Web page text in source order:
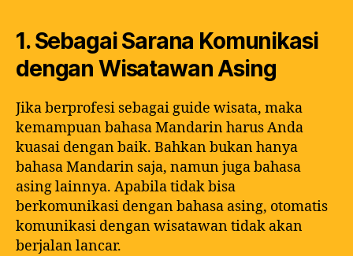
1. Sebagai Sarana Komunikasi
dengan Wisatawan Asing
Jika berprofesi sebagai guide wisata, maka
kemampuan bahasa Mandarin harus Anda
kuasai dengan baik. Bahkan bukan hanya
bahasa Mandarin saja, namun juga bahasa
asing lainnya. Apabila tidak bisa
berkomunikasi dengan bahasa asing, otomatis
komunikasi dengan wisatawan tidak akan
berjalan lancar.